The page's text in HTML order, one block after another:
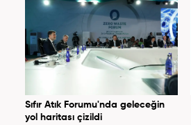
Sıfır Atık Forumu'nda geleceğin
yol haritası çizildi